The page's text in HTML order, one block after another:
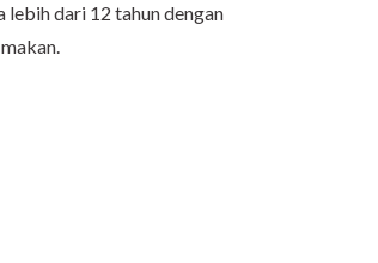
dari 12 tahun dengan